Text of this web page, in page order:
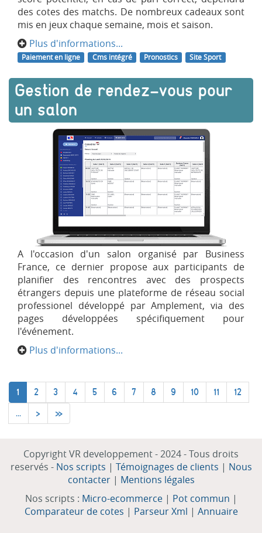
des cotes des matchs. De nombreux cadeaux sont
mis en jeux chaque semaine, mois et saison.
Plus d'informations...
Paiement en ligne Cms intégré Pronostics Site Sport
Gestion de rendez-vous pour
un salon
A l'occasion d'un salon organisé par Business
France, ce dernier propose aux participants de
planifier des rencontres avec des prospects
étrangers depuis une plateforme de réseau social
professionel développé par Amplement, via des
pages développées spécifiquement pour
l'événement.
Plus d'informations...
1 2 3 4 5 6 7 8 9 10 11
12
...
> »
Copyright VR developpement - 2024 - Tous droits
reservés - Nos scripts | Témoignages de clients | Nous
contacter| Mentions légales
Nos scripts : Micro-ecommerce| Pot commun |
Comparateur de cotes | Parseur Xml | Annuaire